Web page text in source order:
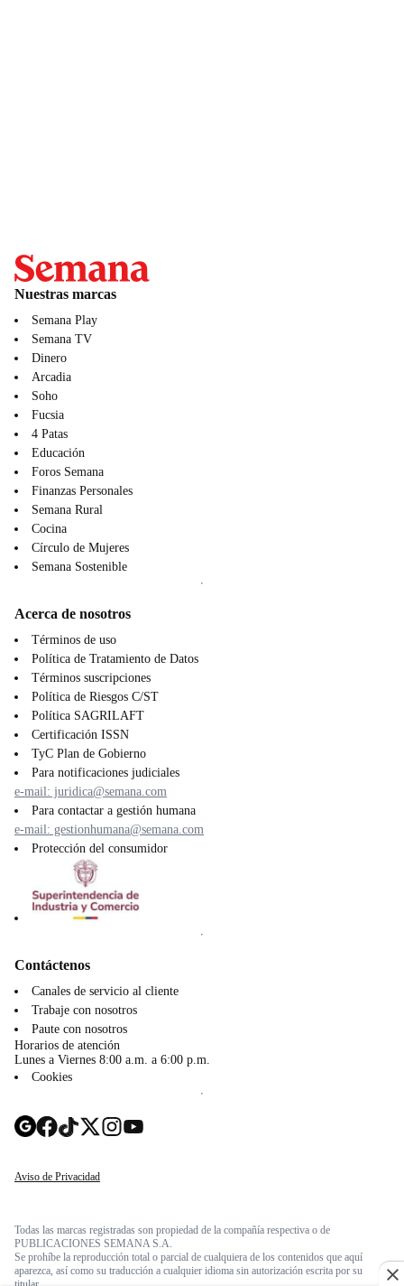
Nuestras marcas
Semana Play
Semana TV
Dinero
Arcadia
Soho
Fucsia
4 Patas
Educación
Foros Semana
Finanzas Personales
Semana Rural
Cocina
Círculo de Mujeres
Semana Sostenible
Acerca de nosotros
Términos de uso
Política de Tratamiento de Datos
Términos suscripciones
Política de Riesgos C/ST
Política SAGRILAFT
Certificación ISSN
TyC Plan de Gobierno
Para notificaciones judiciales
e-mail: juridica@semana.com
Para contactar a gestión humana
e-mail: gestionhumana@semana.com
Protección del consumidor
Contáctenos
Canales de servicio al cliente
Trabaje con nosotros
Paute con nosotros
Horarios de atención
Lunes a Viernes 8:00 a.m. a 6:00 p.m.
Cookies
Aviso de Privacidad
Todas las marcas registradas son propiedad de la compañía respectiva o de
PUBLICACIONES SEMANA S.A.
Se prohíbe la reproducción total o parcial de cualquiera de los contenidos que aquí
aparezca, así como su traducción a cualquier idioma sin autorización escrita por su